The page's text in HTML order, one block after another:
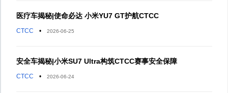
医疗车揭秘|使命必达 小米YU7 GT护航CTCC
CTCC • 2026-06-25
安全车揭秘|小米SU7 Ultra构筑CTCC赛事安全保障
CTCC • 2026-06-24